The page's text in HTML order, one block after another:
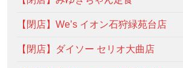
【閉店】We’s イオン石狩緑苑台店
【閉店】ダイソー セリオ大曲店